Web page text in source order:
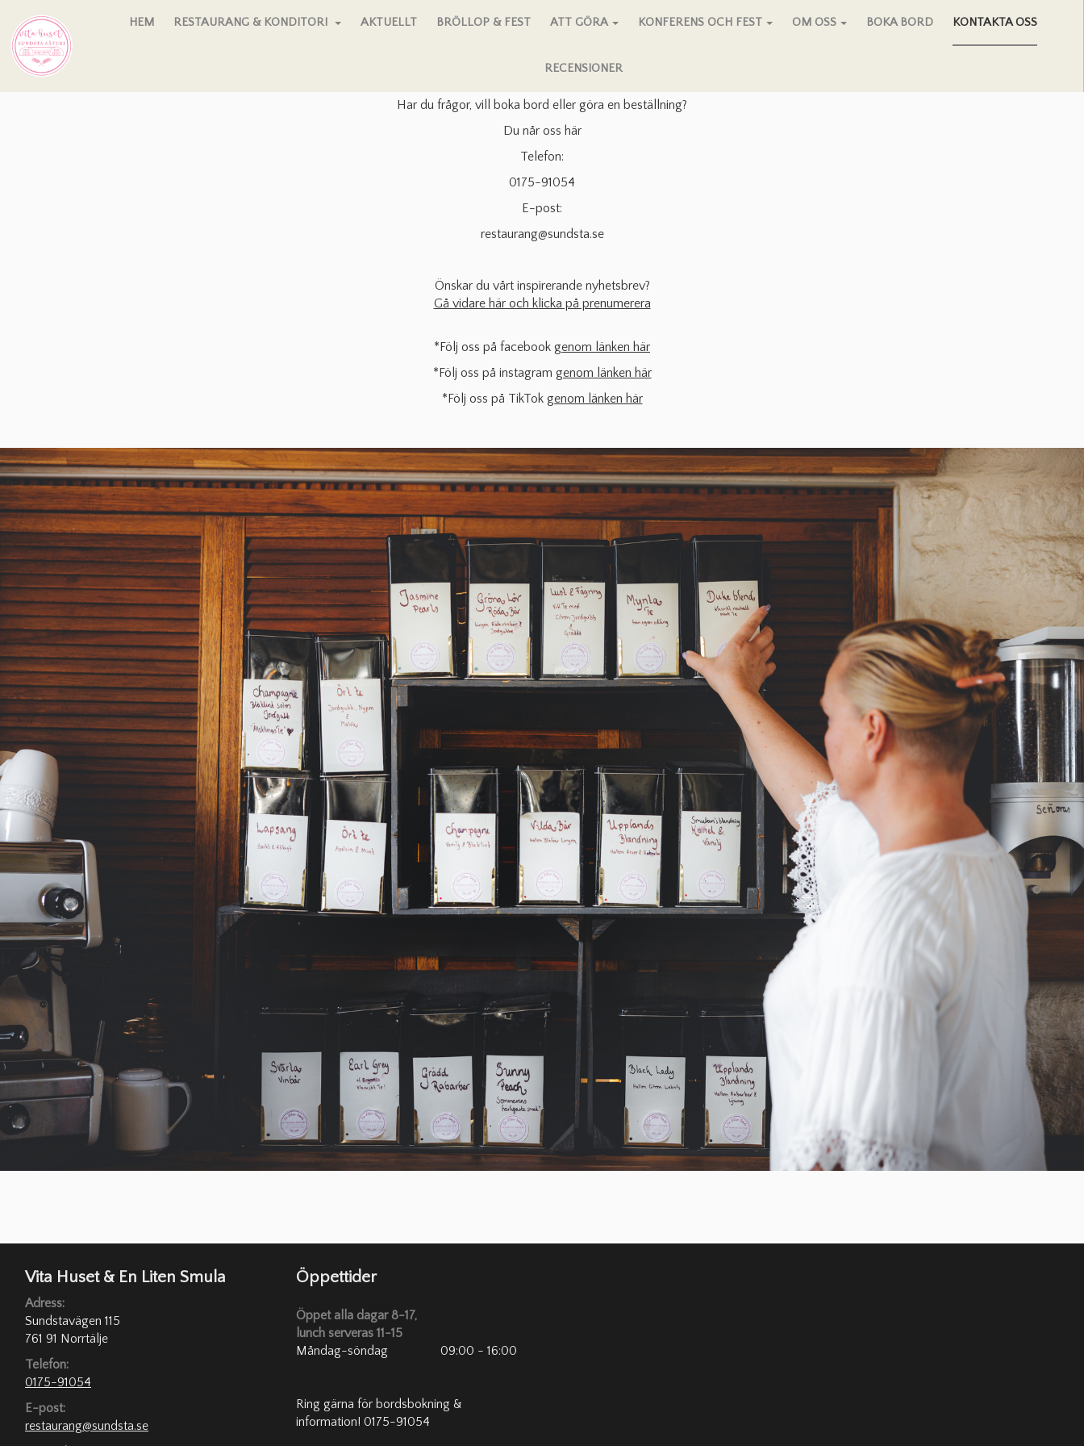
HEM RESTAURANG & KONDITORI AKTUELLT BRÖLLOP & FEST ATT GÖRA KONFERENS OCH FEST OM OSS BOKA BORD KONTAKTA OSS
RECENSIONER
Kontakta oss
Har du frågor, vill boka bord eller göra en beställning?
Du når oss här
Telefon:
0175-91054
E-post:
restaurang@sundsta.se
Önskar du vårt inspirerande nyhetsbrev?
Gå vidare här och klicka på prenumerera
*Följ oss på facebook genom länken här
*Följ oss på instagram genom länken här
*Följ oss på TikTok genom länken här
Vita Huset & En Liten Smula
Adress:
Sundstavägen 115
761 91 Norrtälje
Telefon:
0175-91054
E-post:
restaurang@sundsta.se
Öppettider
Öppet alla dagar 8-17,
lunch serveras 11-15
Måndag-söndag
09:00 - 16:00
Ring gärna för bordsbokning &
information! 0175-91054